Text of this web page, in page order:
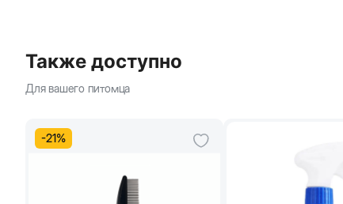
Также доступно
Для вашего питомца
-21%